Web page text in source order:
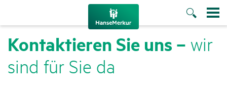
Kontak­tieren Sie uns – wir
sind für Sie da